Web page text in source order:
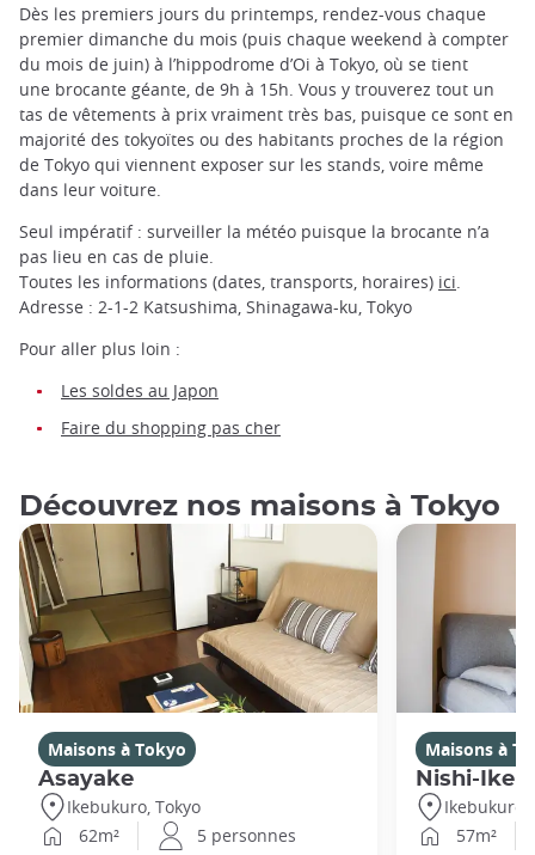
Dès les premiers jours du printemps, rendez-vous chaque
premier dimanche du mois (puis chaque weekend à compter
du mois de juin) à l’hippodrome d’Oi à Tokyo, où se tient
une brocante géante, de 9h à 15h. Vous y trouverez tout un
tas de vêtements à prix vraiment très bas, puisque ce sont en
majorité des tokyoïtes ou des habitants proches de la région
de Tokyo qui viennent exposer sur les stands, voire même
dans leur voiture.
Seul impératif : surveiller la météo puisque la brocante n’a
pas lieu en cas de pluie.
Toutes les informations (dates, transports, horaires) ici
Adresse : 2-1-2 Katsushima, Shinagawa-ku, Tokyo
Pour aller plus loin :
Les soldes au Japon
Faire du shopping pas cher
Découvrez nos maisons à Tokyo
Maisons à Tokyo
Asayake
Ikebukuro, Tokyo
62m²
5 personnes
Maisons à
Nishi-
Ikebukuro,
57m²